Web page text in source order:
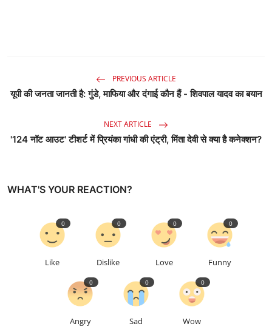
PREVIOUS ARTICLE
यूपी की जनता जानती है: गुंडे, माफिया और दंगाई कौन हैं - शिवपाल यादव का बयान
NEXT ARTICLE
'124 नॉट आउट' टीशर्ट में प्रियंका गांधी की एंट्री, मिंता देवी से क्या है कनेक्शन?
WHAT'S YOUR REACTION?
Like
0
Dislike
0
Love
0
Funny
0
Angry
0
Sad
0
Wow
0